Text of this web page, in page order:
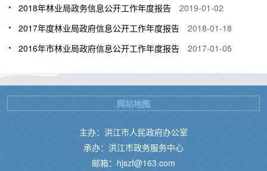
2018年林业局政务信息公开工作年度报告
2019-01-02
2017年度林业局政府信息公开工作年度报告
2018-01-18
2016年市林业局政府信息公开工作年度报告
2017-01-05
主办：洪江市人民政府办公室
承办：洪江市政务服务中心
邮箱：hjszf@163.com
网站地图